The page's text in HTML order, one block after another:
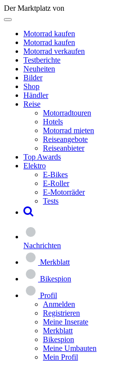
Der Marktplatz von
Motorrad kaufen
Motorrad kaufen
Motorrad verkaufen
Testberichte
Neuheiten
Bilder
Shop
Händler
Reise
Motorradtouren
Hotels
Motorrad mieten
Reiseangebote
Reiseanbieter
Top Awards
Elektro
E-Bikes
E-Roller
E-Motorräder
Tests
Nachrichten
Merkblatt
Bikespion
Profil
Anmelden
Registrieren
Meine Inserate
Merkblatt
Bikespion
Meine Umbauten
Mein Profil